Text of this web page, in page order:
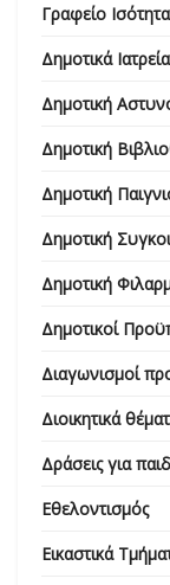
Γραφείο
Δημοτικά
Δημοτική
Δημοτική
Δημοτική
Δημοτική
Δημοτική
Δημοτικοί
Διαγωνισμοί
Διοικητικά
Δράσεις για
Εθελοντισμός
Εικαστικά